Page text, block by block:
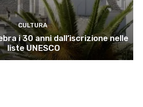
CULTURA
i 30 anni dall’iscrizione nelle
liste UNESCO